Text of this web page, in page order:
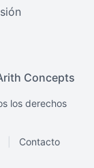
Concepts
los derechos
Contacto